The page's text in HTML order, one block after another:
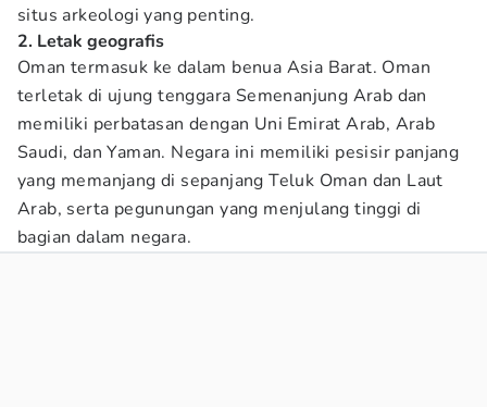
situs arkeologi yang penting.
2. Letak geografis
Oman termasuk ke dalam benua Asia Barat. Oman
terletak di ujung tenggara Semenanjung Arab dan
memiliki perbatasan dengan Uni Emirat Arab, Arab
Saudi, dan Yaman. Negara ini memiliki pesisir panjang
yang memanjang di sepanjang Teluk Oman dan Laut
Arab, serta pegunungan yang menjulang tinggi di
bagian dalam negara.